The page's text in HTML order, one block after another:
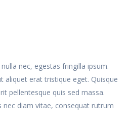
nec, egestas fringilla ipsum.
aliquet erat tristique eget. Quisque
pellentesque quis sed massa.
nec diam vitae, consequat rutrum